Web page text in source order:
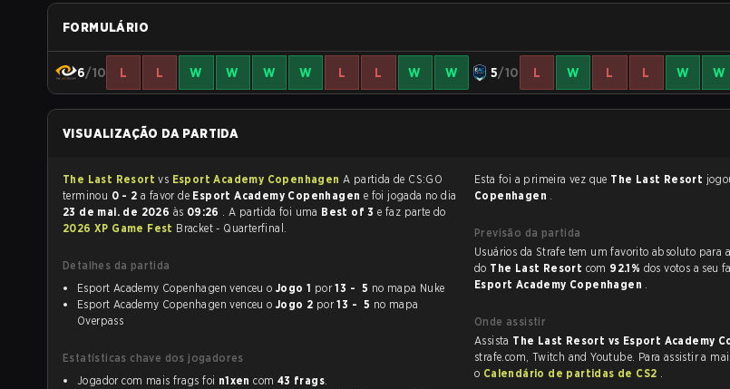
FORMULÁRIO
6/10 L L W W W W L L W W 5/10 L W L L W W
VISUALIZAÇÃO DA PARTIDA
The Last Resortvs Esport Academy Copenhagen A partida de CS:GO
terminou 0 - 2 a favor de Esport Academy Copenhagen
e foi jogada no dia
23 de mai. de 2026 às 09:26 . A partida foi uma Best of 3e faz parte do
2026 XP Game Fest Bracket - Quarterfinal.
Detalhes da partida
Esport Academy Copenhagen venceu o Jogo 1 por 13 - 5 no mapa Nuke
Esport Academy Copenhagen venceu o Jogo 2 por 13 - 5 no mapa
Overpass
Estatísticas chave dos jogadores
Jogador com mais frags foi n1xen com 43 frags.
Esta foi a primeira vez que The Last Resort
Copenhagen .
Previsão da partida
Usuários da Strafe tem um favorito absoluto para a partida, e preveem a vitória
do The Last Resort com 92.1% dos votos a seu
Esport Academy Copenhagen .
Onde assistir
Assista The Last Resort vs Esport Academy
strafe.com, Twitch and Youtube. Para assistir a
o Calendário de partidas de CS2 .